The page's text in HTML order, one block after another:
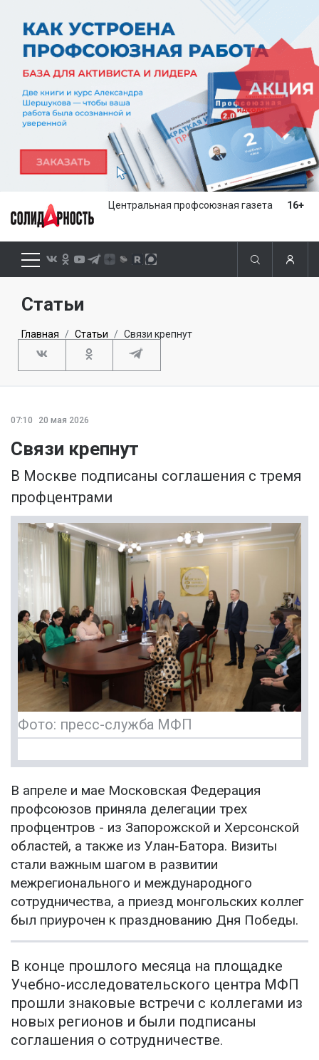
Центральная профсоюзная газета 16+
Статьи
Главная Статьи Связи крепнут
07:10 20 мая 2026
Связи крепнут
В Москве подписаны соглашения с тремя
профцентрами
Фото: пресс-служба МФП
В апреле и мае Московская Федерация
профсоюзов приняла делегации трех
профцентров - из Запорожской и Херсонской
областей, а также из Улан‑Батора. Визиты
стали важным шагом в развитии
межрегионального и международного
сотрудничества, а приезд монгольских коллег
был приурочен к празднованию Дня Победы.
В конце прошлого месяца на площадке
Учебно‑исследовательского центра МФП
прошли знаковые встречи с коллегами из
новых регионов и были подписаны
соглашения о сотрудничестве.